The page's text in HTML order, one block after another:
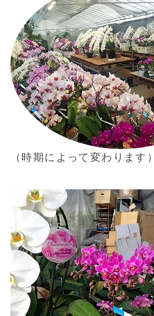
（時期によって変わります）